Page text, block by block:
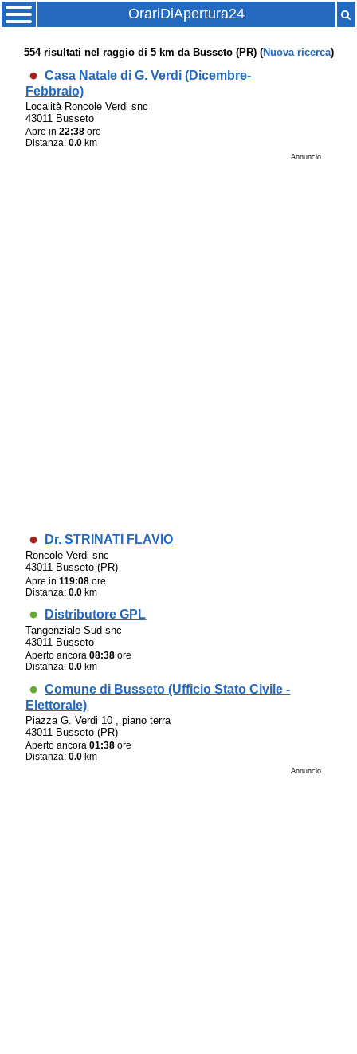
OrariDiApertura24
554risultati nel raggio di 5 km da Busseto (PR) (Nuova ricerca)
Casa Natale di G. Verdi (Dicembre-
Febbraio)
Località Roncole Verdi snc
43011 Busseto
Apre in22:38 ore
Distanza:0.0 km
Annuncio
Dr. STRINATI FLAVIO
Roncole Verdi snc
43011 Busseto (PR)
Apre in119:08 ore
Distanza:0.0 km
Distributore GPL
Tangenziale Sud snc
43011 Busseto
Aperto ancora08:38 ore
Distanza:0.0 km
Comune di Busseto (Ufficio Stato Civile -
Elettorale)
Piazza G. Verdi 10 , piano terra
43011 Busseto (PR)
Aperto ancora01:38 ore
Distanza:0.0 km
Annuncio